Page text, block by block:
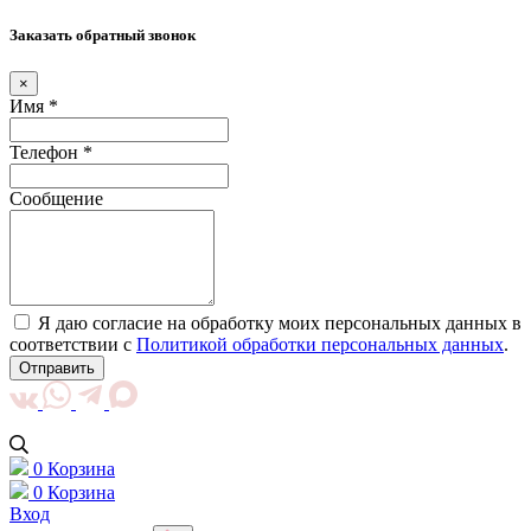
Заказать обратный звонок
×
Имя *
Телефон *
Сообщение
Я даю согласие на обработку моих персональных данных в
соответствии с Политикой обработки персональных данных.
Отправить
0 Корзина
0 Корзина
Вход